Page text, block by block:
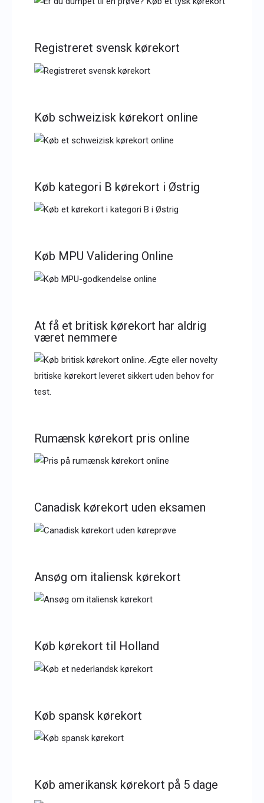
Registreret svensk kørekort
Køb schweizisk kørekort online
Køb kategori B kørekort i Østrig
Køb MPU Validering Online
At få et britisk kørekort har aldrig
været nemmere
Rumænsk kørekort pris online
Canadisk kørekort uden eksamen
Ansøg om italiensk kørekort
Køb kørekort til Holland
Køb spansk kørekort
Køb amerikansk kørekort på 5 dage